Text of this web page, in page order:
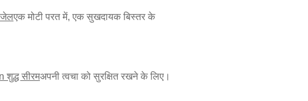
जेलएक मोटी परत में, एक सुखदायक बिस्तर के
सीरमअपनी त्वचा को सुरक्षित रखने के लिए।